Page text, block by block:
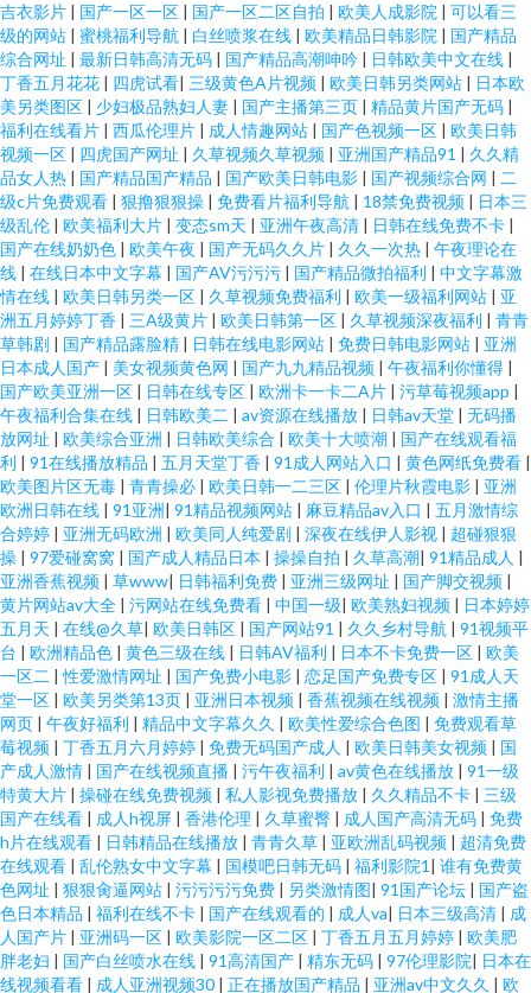
吉衣影片 | 国产一区一区 | 国产一区二区自拍 | 欧美人成影院 | 可以看三
级的网站 | 蜜桃福利导航 | 白丝喷浆在线 | 欧美精品日韩影院 | 国产精品
综合网址 | 最新日韩高清无码 | 国产精品高潮呻吟 | 日韩欧美中文在线 |
丁香五月花花 | 四虎试看| 三级黄色A片视频 | 欧美日韩另类网站 | 日本欧
美另类图区 | 少妇极品熟妇人妻 | 国产主播第三页 | 精品黄片国产无码 |
福利在线看片 | 西瓜伦理片 | 成人情趣网站 | 国产色视频一区 | 欧美日韩
视频一区 | 四虎国产网址 | 久草视频久草视频 | 亚洲国产精品91 | 久久精
品女人热 | 国产精品国产精品 | 国产欧美日韩电影 | 国产视频综合网 | 二
级c片免费观看 | 狠撸狠狠操 | 免费看片福利导航 | 18禁免费视频 | 日本三
级乱伦 | 欧美福利大片 | 变态sm天 | 亚洲午夜高清 | 日韩在线免费不卡 |
国产在线奶奶色 | 欧美午夜 | 国产无码久久片 | 久久一次热 | 午夜理论在
线 | 在线日本中文字幕 | 国产AV污污污 | 国产精品微拍福利 | 中文字幕激
情在线 | 欧美日韩另类一区 | 久草视频免费福利 | 欧美一级福利网站 | 亚
洲五月婷婷丁香 | 三A级黄片 | 欧美日韩第一区 | 久草视频深夜福利 | 青青
草韩剧 | 国产精品露脸精 | 日韩在线电影网站 | 免费日韩电影网站 | 亚洲
日本成人国产 | 美女视频黄色网 | 国产九九精品视频 | 午夜福利你懂得 |
国产欧美亚洲一区 | 日韩在线专区 | 欧洲卡一卡二A片 | 污草莓视频app |
午夜福利合集在线 | 日韩欧美二 | av资源在线播放 | 日韩av天堂 | 无码播
放网址 | 欧美综合亚洲 | 日韩欧美综合 | 欧美十大喷潮 | 国产在线观看福
利 | 91在线播放精品 | 五月天堂丁香 | 91成人网站入口 | 黄色网纸免费看 |
欧美图片区无毒 | 青青操必 | 欧美日韩一二三区 | 伦理片秋霞电影 | 亚洲
欧洲日韩在线 | 91亚洲| 91精品视频网站 | 麻豆精品av入口 | 五月激情综
合婷婷 | 亚洲无码欧洲 | 欧美同人纯爱剧 | 深夜在线伊人影视 | 超碰狠狠
操 | 97爱碰窝窝 | 国产成人精品日本 | 操操自拍 | 久草高潮| 91精品成人 |
亚洲香蕉视频 | 草www| 日韩福利免费 | 亚洲三级网址 | 国产脚交视频 |
黄片网站av大全 | 污网站在线免费看 | 中国一级| 欧美熟妇视频 | 日本婷婷
五月天 | 在线@久草| 欧美日韩区 | 国产网站91 | 久久乡村导航 | 91视频平
台 | 欧洲精品色 | 黄色三级在线 | 日韩AV福利 | 日本不卡免费一区 | 欧美
一区二 |性爱激情网址 | 国产免费小电影 | 恋足国产免费专区 | 91成人天
堂一区 | 欧美另类第13页 | 亚洲日本视频 | 香蕉视频在线视频 | 激情主播
网页 | 午夜好福利 | 精品中文字幕久久 | 欧美性爱综合色图 | 免费观看草
莓视频 | 丁香五月六月婷婷 | 免费无码国产成人 | 欧美日韩美女视频 | 国
产成人激情 | 国产在线视频直播 | 污午夜福利 | av黄色在线播放 | 91一级
特黄大片 | 操碰在线免费视频 | 私人影视免费播放 | 久久精品不卡 | 三级
国产在线看 | 成人h视屏 | 香港伦理 | 久草蜜臀 | 成人国产高清无码 | 免费
h片在线观看 | 日韩精品在线播放 | 青青久草 | 亚欧洲乱码视频 | 超清免费
在线观看 | 乱伦熟女中文字幕 | 国模吧日韩无码 | 福利影院1 | 谁有免费黄
色网址 | 狠狠肏逼网站 | 污污污污免费 | 另类激情图| 91国产论坛 | 国产盗
色日本精品 | 福利在线不卡 | 国产在线观看的 | 成人va| 日本三级高清 | 成
人国产片 | 亚洲码一区 | 欧美影院一区二区 | 丁香五月五月婷婷 | 欧美肥
胖老妇 | 国产白丝喷水在线 | 91高清国产 | 精东无码 | 97伦理影院| 日本在
线视频看看 | 成人亚洲视频30 | 正在播放国产精品 | 亚洲av中文久久 | 欧